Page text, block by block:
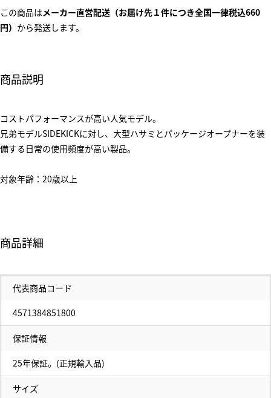
この商品はメーカー直営配送（お届け先１件につき全国一律税込660
円） から発送します。
商品説明
コストパフォーマンスが高い人気モデル。
兄弟モデルSIDEKICKに対し、大型ハサミとパッケージオープナーを装
備する日常の使用頻度が高い製品。
対象年齢：20歳以上
商品詳細
代表商品コード
4571384851800
保証情報
25年保証。(正規輸入品)
サイズ